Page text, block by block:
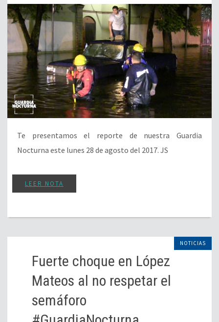
Te presentamos el reporte de nuestra Guardia
Nocturna este lunes 28 de agosto del 2017. JS
LEER NOTA
NOTICIAS
Fuerte choque en López
Mateos al no respetar el
semáforo